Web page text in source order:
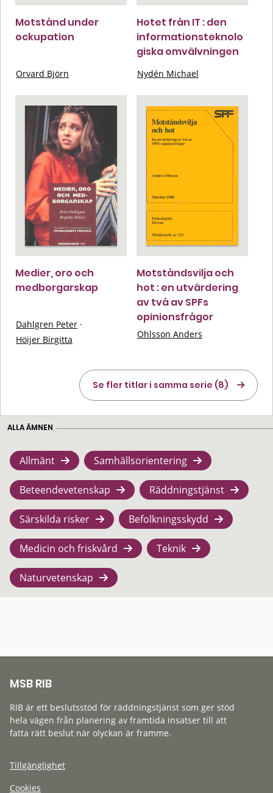
Motstånd under
ockupation
Orvard Björn
Hotet från IT : den
informationsteknolo
giska omvälvningen
Nydén Michael
Medier, oro och
medborgarskap
Dahlgren Peter ·
Höijer Birgitta
Motståndsvilja och
hot : en utvärdering
av två av SPFs
opinionsfrågor
Ohlsson Anders
Se fler titlar i samma serie (8)
ALLA ÄMNEN
Allmänt Samhällsorientering
Beteendevetenskap Räddningstjänst
Särskilda risker Befolkningsskydd
Medicin och friskvård Teknik
Naturvetenskap
MSB RIB
RIB är ett beslutsstöd för räddningstjänst som ger stöd
hela vägen från planering av framtida insatser till att
fatta rätt beslut när olyckan är framme.
Tillgänglighet
Cookies